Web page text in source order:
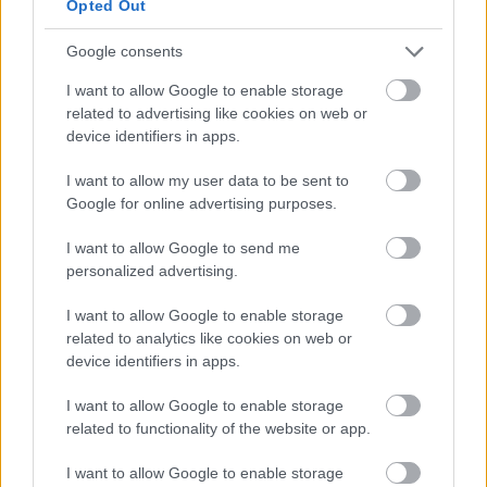
Opted Out
Google consents
I want to allow Google to enable storage
related to advertising like cookies on web or
device identifiers in apps.
I want to allow my user data to be sent to
Google for online advertising purposes.
I want to allow Google to send me
personalized advertising.
I want to allow Google to enable storage
related to analytics like cookies on web or
device identifiers in apps.
I want to allow Google to enable storage
related to functionality of the website or app.
I want to allow Google to enable storage
સલામતી અને ઈજાના જોખમો
ક્રોસફિટ, જે તેની ઉચ્ચ-તીવ્રતા કાર્યાત્મક તાલીમ માટે જાણીતી છે, તે
અસંખ્ય સ્વાસ્થ્ય લાભો પ્રદાન કરે છે. છતાં, આ મુશ્કેલ સ્વભાવ
ચોક્કસ ઇજાના જોખમો તરફ દોરી શકે છે. તાજેતરના અભ્યાસો દર્શાવે
દર્શાવે છે. સામાન્ય ઇજાઓમાં ટેન્ડિનોપેથીનો સમાવેશ થાય છે, જે
ખભા અને કોણીને અસર કરે છે, તેમજ પીઠનો દુખાવો અને ઘૂંટણની
શરૂઆત કરનારાઓને ઘણીવાર ઈજાના દર વધુ હોય છે, જેમાં
જોખમ રહેલું છે. આ અસરકારક ઈજા નિવારણ વ્યૂહરચનાઓની
જરૂરિયાત પર ભાર મૂકે છે. યોગ્ય તકનીક અને તાલીમમાં ક્રમિક પ્રગતિ
સલામતી વધારવા અને જોખમો ઘટાડવા માટે ચાવીરૂપ છે.
લાયક કોચના માર્ગદર્શન હેઠળ તાલીમ લેવાથી સલામતીમાં નોંધપાત્ર
વધારો થઈ શકે છે. કોચ ખાતરી કરે છે કે સહભાગીઓ વ્યક્તિગત
જરૂરિયાતોને અનુરૂપ યોગ્ય ફોર્મ અને સ્કેલ કસરતો જાળવી રાખે છે.
આ તે લોકો માટે મહત્વપૂર્ણ છે જેમને પહેલાથી જ સ્વાસ્થ્ય